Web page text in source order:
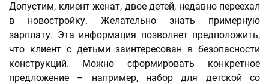
Допустим, клиент женат, двое детей, недавно переехал
в новостройку. Желательно знать примерную
зарплату. Эта информация позволяет предположить,
что клиент с детьми заинтересован в безопасности
конструкций. Можно сформировать конкретное
предложение – например, набор для детской со